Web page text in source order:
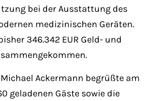
bei der Ausstattung des
medizinischen Geräten.
346.342 EUR Geld- und
Ackermann begrüßte am
geladenen Gäste sowie die